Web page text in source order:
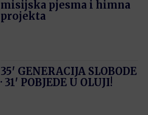
misijska pjesma i himna
projekta
35′ GENERACIJA SLOBODE
· 31′ POBJEDE U OLUJI!